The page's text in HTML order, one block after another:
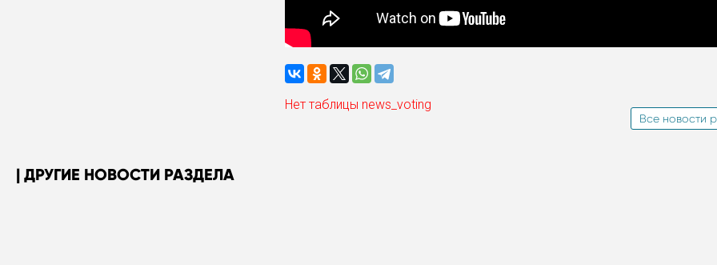
Нет таблицы news_voting
Все новости
ДРУГИЕ НОВОСТИ РАЗДЕЛА